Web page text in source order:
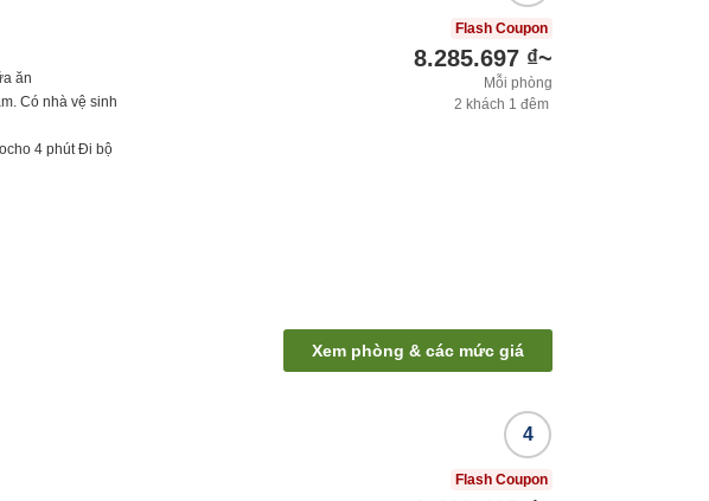
ăn
Có nhà vệ sinh
4 phútĐi bộ
Flash Coupon
8.285.697 ₫~
Mỗi phòng
2 khách 1 đêm
Xem phòng & các mức giá
4
Flash Coupon